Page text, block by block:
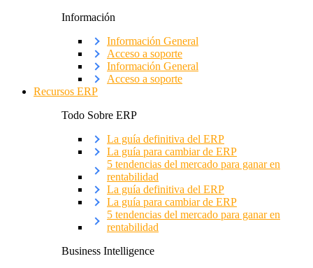
Información
Información General
Acceso a soporte
Información General
Acceso a soporte
Recursos ERP
Todo Sobre ERP
La guía definitiva del ERP
La guía para cambiar de ERP
5 tendencias del mercado para ganar en
rentabilidad
La guía definitiva del ERP
La guía para cambiar de ERP
5 tendencias del mercado para ganar en
rentabilidad
Business Intelligence